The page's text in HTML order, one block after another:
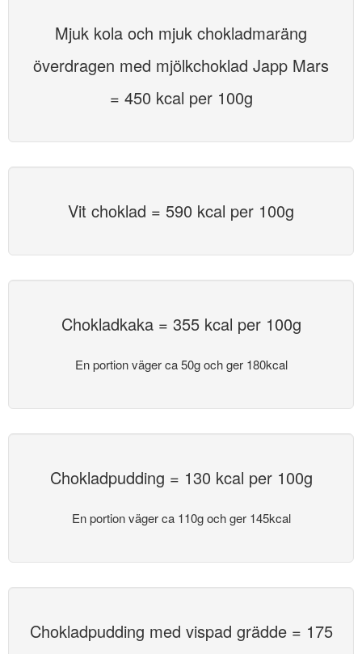
Mjuk kola och mjuk chokladmaräng
överdragen med mjölkchoklad Japp Mars
= 450 kcal per 100g
Vit choklad = 590 kcal per 100g
Chokladkaka = 355 kcal per 100g
En portion väger ca 50g och ger 180kcal
Chokladpudding = 130 kcal per 100g
En portion väger ca 110g och ger 145kcal
Chokladpudding med vispad grädde = 175